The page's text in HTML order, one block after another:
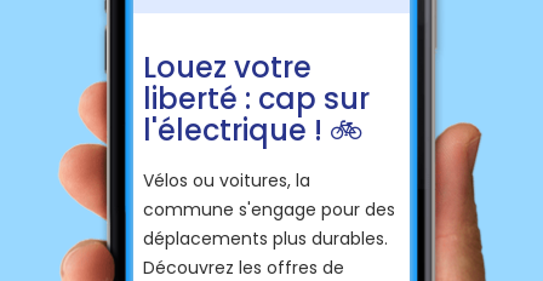
Louez votre
liberté : cap sur
l'électrique ! 🚲️
Vélos ou voitures, la
commune s'engage pour des
déplacements plus durables.
Découvrez les offres de